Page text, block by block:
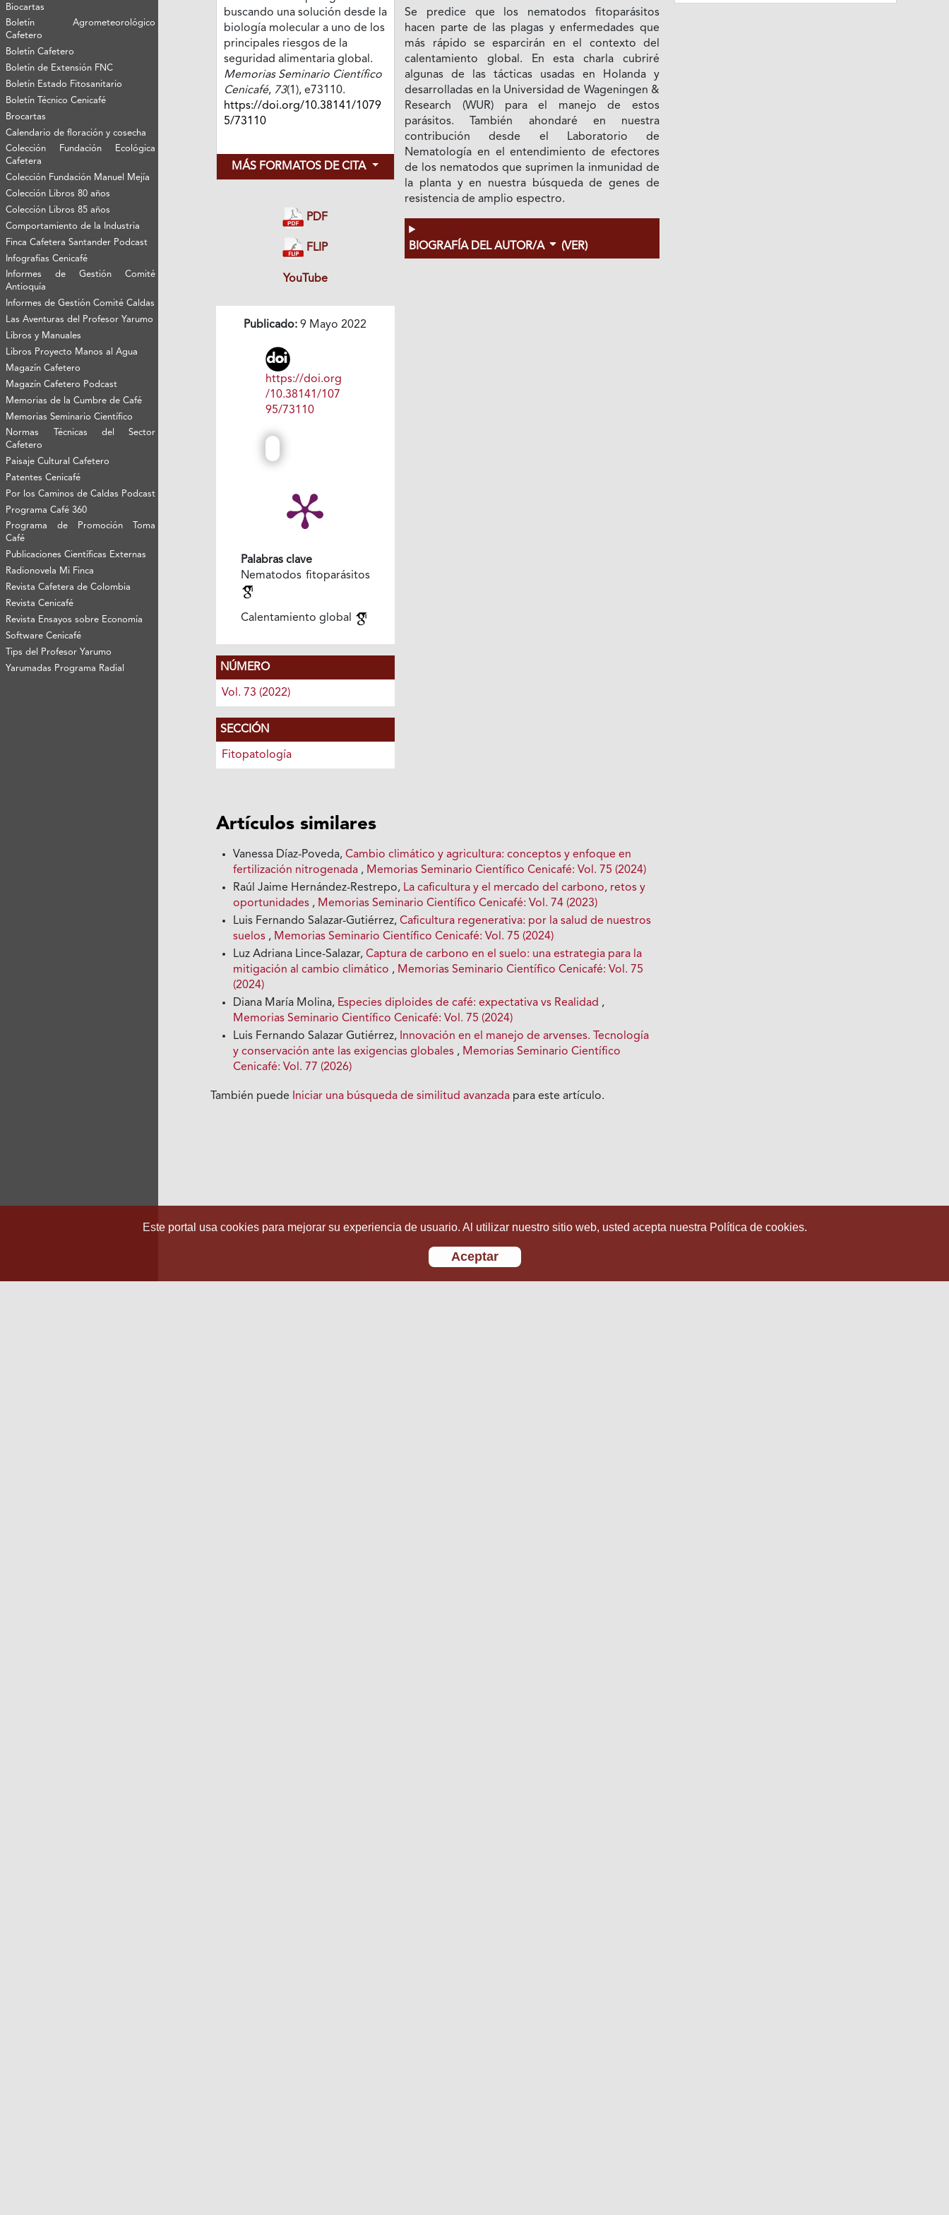
Biocartas
Boletín Agrometeorológico
Cafetero
Boletín Cafetero
Boletín de Extensión FNC
Boletín Estado Fitosanitario
Boletín Técnico Cenicafé
Brocartas
Calendario de floración y cosecha
Colección Fundación Ecológica
Cafetera
Colección Fundación Manuel Mejía
Colección Libros 80 años
Colección Libros 85 años
Comportamiento de la Industria
Finca Cafetera Santander Podcast
Infografías Cenicafé
Informes de Gestión Comité
Antioquía
Informes de Gestión Comité Caldas
Las Aventuras del Profesor Yarumo
Libros y Manuales
Libros Proyecto Manos al Agua
Magazín Cafetero
Magazín Cafetero Podcast
Memorias de la Cumbre de Café
Memorias Seminario Científico
Normas Técnicas del Sector
Cafetero
Paisaje Cultural Cafetero
Patentes Cenicafé
Por los Caminos de Caldas Podcast
Programa Café 360
Programa de Promoción Toma
Café
Publicaciones Científicas Externas
Radionovela Mi Finca
Revista Cafetera de Colombia
Revista Cenicafé
Revista Ensayos sobre Economía
Software Cenicafé
Tips del Profesor Yarumo
Yarumadas Programa Radial
buscando una solución desde la
biología molecular a uno de los
principales riesgos de la
seguridad alimentaria global.
Memorias Seminario Científico
Cenicafé, 73(1), e73110.
https://doi.org/10.38141/1079
5/73110
MÁS FORMATOS DE CITA
PDF
FLIP
YouTube
Publicado: 9 Mayo 2022
https://doi.org
/10.38141/107
95/73110
Palabras clave
Nematodos fitoparásitos
Calentamiento global
NÚMERO
Vol. 73 (2022)
SECCIÓN
Fitopatología
Se predice que los nematodos fitoparásitos
hacen parte de las plagas y enfermedades que
más rápido se esparcirán en el contexto del
calentamiento global. En esta charla cubriré
algunas de las tácticas usadas en Holanda y
desarrolladas en la Universidad de Wageningen &
Research (WUR) para el manejo de estos
parásitos. También ahondaré en nuestra
contribución desde el Laboratorio de
Nematología en el entendimiento de efectores
de los nematodos que suprimen la inmunidad de
la planta y en nuestra búsqueda de genes de
resistencia de amplio espectro.
BIOGRAFÍA DEL AUTOR/A (VER)
Artículos similares
Vanessa Díaz-Poveda,Cambio climático y agricultura: conceptos y enfoque en
fertilización nitrogenada , Memorias Seminario Científico Cenicafé: Vol. 75 (2024)
Raúl Jaime Hernández-Restrepo, La caficultura y el mercado del carbono, retos y
oportunidades , Memorias Seminario Científico Cenicafé: Vol. 74 (2023)
Luis Fernando Salazar-Gutiérrez,Caficultura regenerativa: por la salud de nuestros
suelos , Memorias Seminario Científico Cenicafé: Vol. 75 (2024)
Luz Adriana Lince-Salazar,Captura de carbono en el suelo: una estrategia para la
mitigación al cambio climático , Memorias Seminario Científico Cenicafé: Vol. 75
(2024)
Diana María Molina, Especies diploides de café: expectativa vs Realidad ,
Memorias Seminario Científico Cenicafé: Vol. 75 (2024)
Luis Fernando Salazar Gutiérrez, Innovación en el manejo de arvenses. Tecnología
y conservación ante las exigencias globales , Memorias Seminario Científico
Cenicafé: Vol. 77 (2026)
También puede Iniciar una búsqueda de similitud avanzada para este artículo.
Este portal usa cookies para mejorar su experiencia de usuario. Al utilizar nuestro sitio web, usted acepta nuestra Política de cookies.
Aceptar